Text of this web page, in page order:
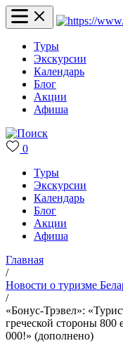
Туры
Экскурсии
Календарь
Блог
Акции
Афиша
0
Туры
Экскурсии
Календарь
Блог
Акции
Афиша
Главная
/
Новости о туризме
/
«Бонус-Трэвел»:
греческой стороны 800
000!» (дополнено)